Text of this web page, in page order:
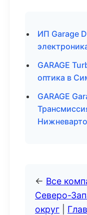
ИП Garage
GARAGE
оптика в
GARAGE
← Все
Северо-
округ